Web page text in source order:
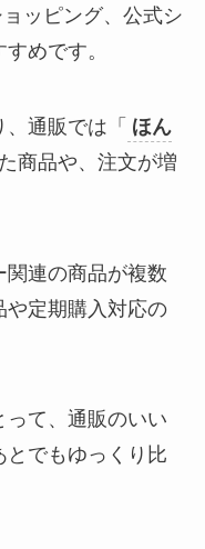
ッピング、公式シ
めです。
通販では「 ほん
商品や、注文が増
連の商品が複数
や定期購入対応の
て、通販のいい
とでもゆっくり比